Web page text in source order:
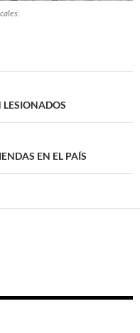
LESIONADOS
EN EL PAÍS